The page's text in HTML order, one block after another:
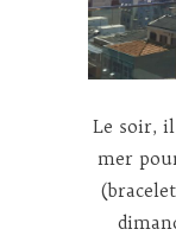
Le soir,
mer